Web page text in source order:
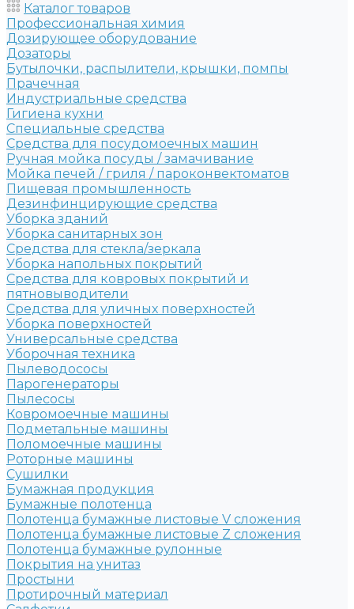
Каталог товаров
Профессиональная химия
Дозирующее оборудование
Дозаторы
Бутылочки, распылители, крышки, помпы
Прачечная
Индустриальные средства
Гигиена кухни
Специальные средства
Средства для посудомоечных машин
Ручная мойка посуды / замачивание
Мойка печей / гриля / пароконвектоматов
Пищевая промышленность
Дезинфинцирующие средства
Уборка зданий
Уборка санитарных зон
Средства для стекла/зеркала
Уборка напольных покрытий
Средства для ковровых покрытий и
пятновыводители
Средства для уличных поверхностей
Уборка поверхностей
Универсальные средства
Уборочная техника
Пылеводососы
Парогенераторы
Пылесосы
Ковромоечные машины
Подметальные машины
Поломоечные машины
Роторные машины
Сушилки
Бумажная продукция
Бумажные полотенца
Полотенца бумажные листовые V сложения
Полотенца бумажные листовые Z сложения
Полотенца бумажные рулонные
Покрытия на унитаз
Простыни
Протирочный материал